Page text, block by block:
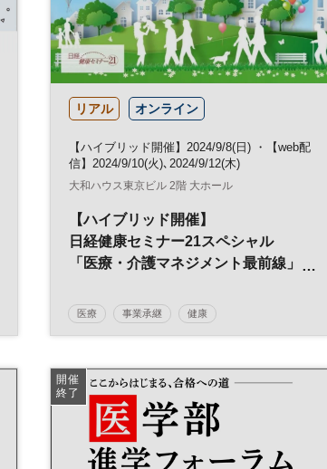
リアル オンライン
【ハイブリッド開催】2024/9/8(日) ・【web配
信】2024/9/10(火)､2024/9/12(木)
大和ハウス東京ビル 2階 大ホール
【ハイブリッド開催】
日経健康セミナー21スペシャル
「医療・介護マネジメント最前線」
続・選ばれる病院を目指して～トリ
プル改定がもたらす影響と病院経営
医療 事業承継 健康
日経健康セミナー
病院経営 DX 診療報酬
土日祝開催
開催
終了